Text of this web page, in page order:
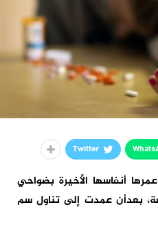
Twitter
أنفاسها الأخيرة بضواحي
بعدأن عمدت إلى تناول سم